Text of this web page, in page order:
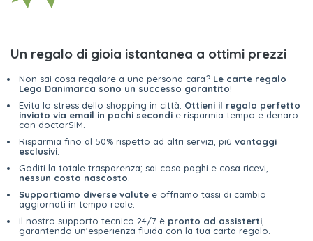
Un regalo di gioia istantanea a ottimi prezzi
Non sai cosa regalare a una persona cara? Le carte regalo
Lego Danimarca sono un successo garantito!
Evita lo stress dello shopping in città. Ottieni il regalo perfetto
inviato via email in pochi secondi e risparmia tempo e denaro
con doctorSIM.
Risparmia fino al 50% rispetto ad altri servizi, più vantaggi
esclusivi
Goditi la totale trasparenza; sai cosa paghi e cosa ricevi,
nessun costo nascosto
Supportiamo diverse valute e offriamo tassi di cambio
aggiornati in tempo reale.
Il nostro supporto tecnico 24/7 è pronto ad assisterti
garantendo un'esperienza fluida con la tua carta regalo.